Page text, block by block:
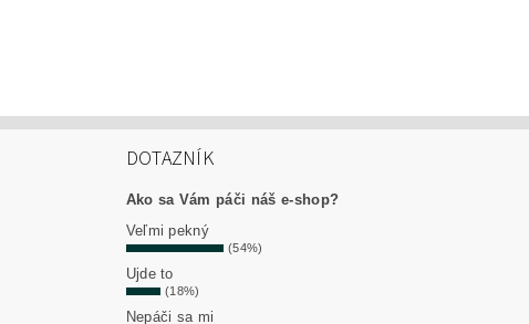
DOTAZNÍK
Ako sa Vám páči náš e-shop?
Veľmi pekný
(54%)
Ujde to
(18%)
Nepáči sa mi